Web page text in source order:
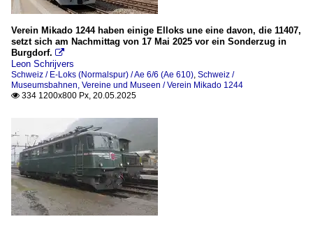
Ce 6/8 II - Krokodil (teilweise Be 6/8 II)
Ee 3/4
Re 4/4 II (Re 420)
Re 465 (BLS)
Re 482 (TRAXX F140 AC1 oder AC2) der SBB Cargo
Museumsbahnen, Vereine und Museen
SBB Historic
Verein Mikado 1244
Verein Mikado 1244 haben einige Elloks une eine davon, die 11407,
setzt sich am Nachmittag von 17 Mai 2025 vor ein Sonderzug in
Burgdorf. 
Leon Schrijvers
Schweiz / E-Loks (Normalspur) / Ae 6/6 (Ae 610), Schweiz /
Museumsbahnen, Vereine und Museen / Verein Mikado 1244
 334 1200x800 Px, 20.05.2025